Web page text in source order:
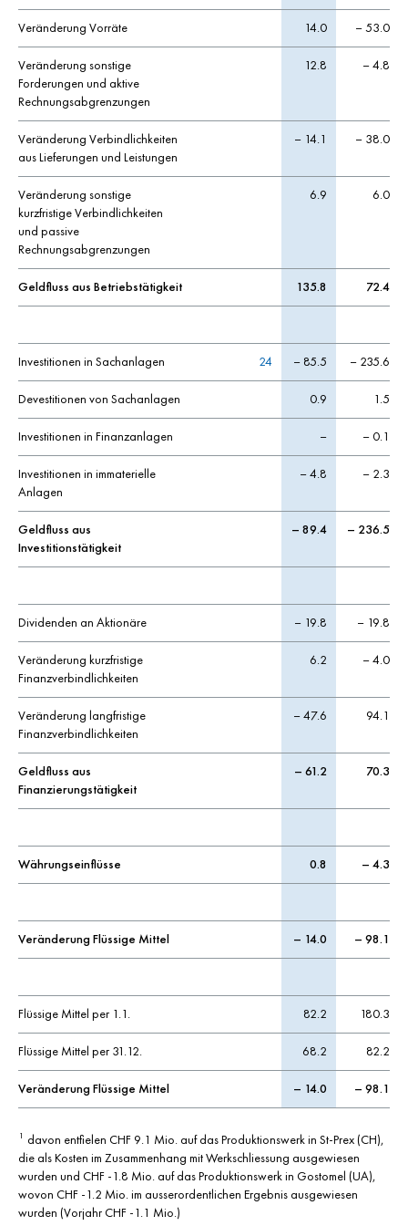
Veränderung Vorräte 14.0 – 53.0
Veränderung sonstige
Forderungen und aktive
Rechnungsabgrenzungen
12.8 – 4.8
Veränderung Verbindlichkeiten
aus Lieferungen und Leistungen
– 14.1 – 38.0
Veränderung sonstige
kurzfristige Verbindlichkeiten
und passive
Rechnungsabgrenzungen
6.9 6.0
Geldfluss aus Betriebstätigkeit 135.8 72.4
Investitionen in Sachanlagen 24 – 85.5 – 235.6
Devestitionen von Sachanlagen 0.9 1.5
Investitionen in Finanzanlagen – – 0.1
Investitionen in immaterielle
Anlagen
– 4.8 – 2.3
Geldfluss aus
Investitionstätigkeit
– 89.4 – 236.5
Dividenden an Aktionäre – 19.8 – 19.8
Veränderung kurzfristige
Finanzverbindlichkeiten
6.2 – 4.0
Veränderung langfristige
Finanzverbindlichkeiten
– 47.6 94.1
Geldfluss aus
Finanzierungstätigkeit
– 61.2 70.3
Währungseinflüsse 0.8 – 4.3
Veränderung Flüssige Mittel – 14.0 – 98.1
Flüssige Mittel per 1.1. 82.2 180.3
Flüssige Mittel per 31.12. 68.2 82.2
Veränderung Flüssige Mittel – 14.0 – 98.1
1
davon entfielen CHF 9.1 Mio. auf das Produktionswerk in St-Prex (CH),
die als Kosten im Zusammenhang mit Werkschliessung ausgewiesen
wurden und CHF -1.8 Mio. auf das Produktionswerk in Gostomel (UA),
wovon CHF -1.2 Mio. im ausserordentlichen Ergebnis ausgewiesen
wurden (Vorjahr CHF -1.1 Mio.)